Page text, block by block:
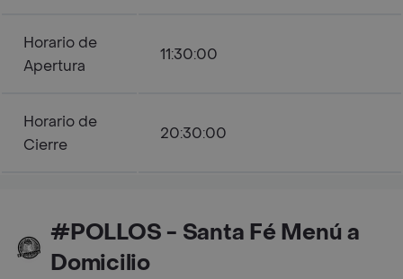
Horario de
Apertura
11:30:00
Horario de
Cierre
20:30:00
#POLLOS - Santa Fé Menú a
Domicilio